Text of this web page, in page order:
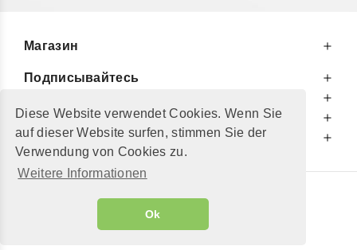
Diese Website verwendet Cookies. Wenn Sie
auf dieser Website surfen, stimmen Sie der
Verwendung von Cookies zu.
Weitere Informationen
Ok
Магазин
Подписывайтесь
Информируем Вас
Дополнительно
© 2002 - 2026"Petershop GmbH"
Alle Preise inkl. MwSt. und zzgl.
GeToTickets.com| build#3.12.37